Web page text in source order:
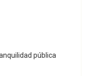
pública